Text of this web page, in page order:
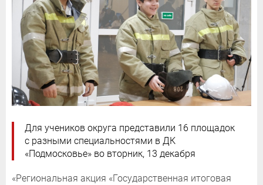
Для учеников округа представили 16 площадок
с разными специальностями в ДК
«Подмосковье» во вторник, 13 декабря
«Региональная акция «Государственная итоговая